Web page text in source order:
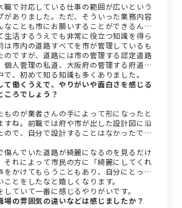
職で対応している仕事の範囲が広いという
がありました。ただ、そういった業務内容
なことも市にお願いすることができるん
生活するうえでも非常に役立つ知識を得ら
は市内の道路すべてを市が管理しているも
のですが、道路には市の管理する認定道路
個人管理の私道、大阪府の管理する府道が
、初めて知る知識も多くありました。
働くうえで、やりがいや面白さを感じる
ころでしょう？
ものが業者さんの手によって形になったと
すね。前職では府や市が出した設計図に沿
ので、自分で設計することはなかったで
傷んでいた道路が綺麗になるのを見るだけ
それによって市民の方に「綺麗にしてくれ
をかけてもらうこともあり、自分にとって
とをしたなと嬉しくなります。
ていて一番に感じるやりがいです。
の雰囲気の違いなどは感じましたか？